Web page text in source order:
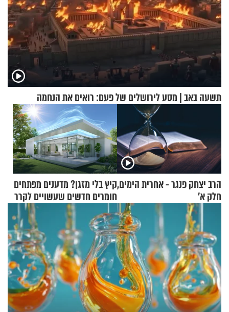
תשעה באב | מסע לירושלים של פעם: רואים את הנחמה
הרב יצחק פנגר - אחרית הימים,
חלק א’
קיץ בלי מזגן? מדענים מפתחים
חומרים חדשים שעשויים לקרר
בתים